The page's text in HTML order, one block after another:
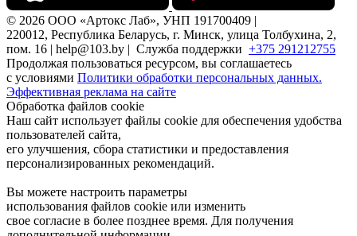
© 2026 ООО «Артокс Лаб», УНП 191700409 |
220012, Республика Беларусь, г. Минск, улица Толбухина, 2,
пом. 16 | help@103.by | Служба поддержки +375 291212755
Продолжая пользоваться ресурсом, вы соглашаетесь
с условиями Политики обработки персональных данных.
Эффективная реклама на сайте
Обработка файлов cookie
Наш сайт использует файлы cookie для обеспечения удобства
пользователей сайта,
его улучшения, сбора статистики и предоставления
персонализированных рекомендаций.
Вы можете настроить параметры
использования файлов cookie или изменить
свое согласие в более позднее время. Для получения